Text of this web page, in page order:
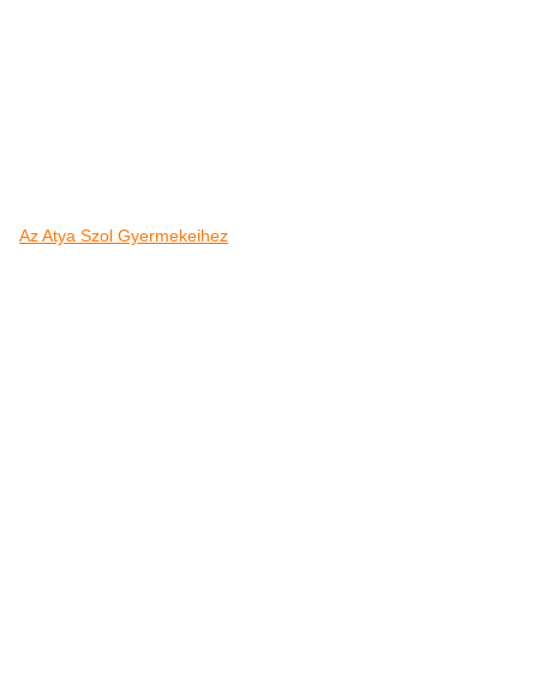
Az Atya Szol Gyermekeihez